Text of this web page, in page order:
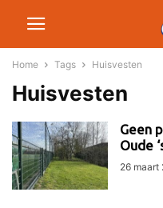
Home Tags Huisvesten
Huisvesten
Geen
Oude
26 maart